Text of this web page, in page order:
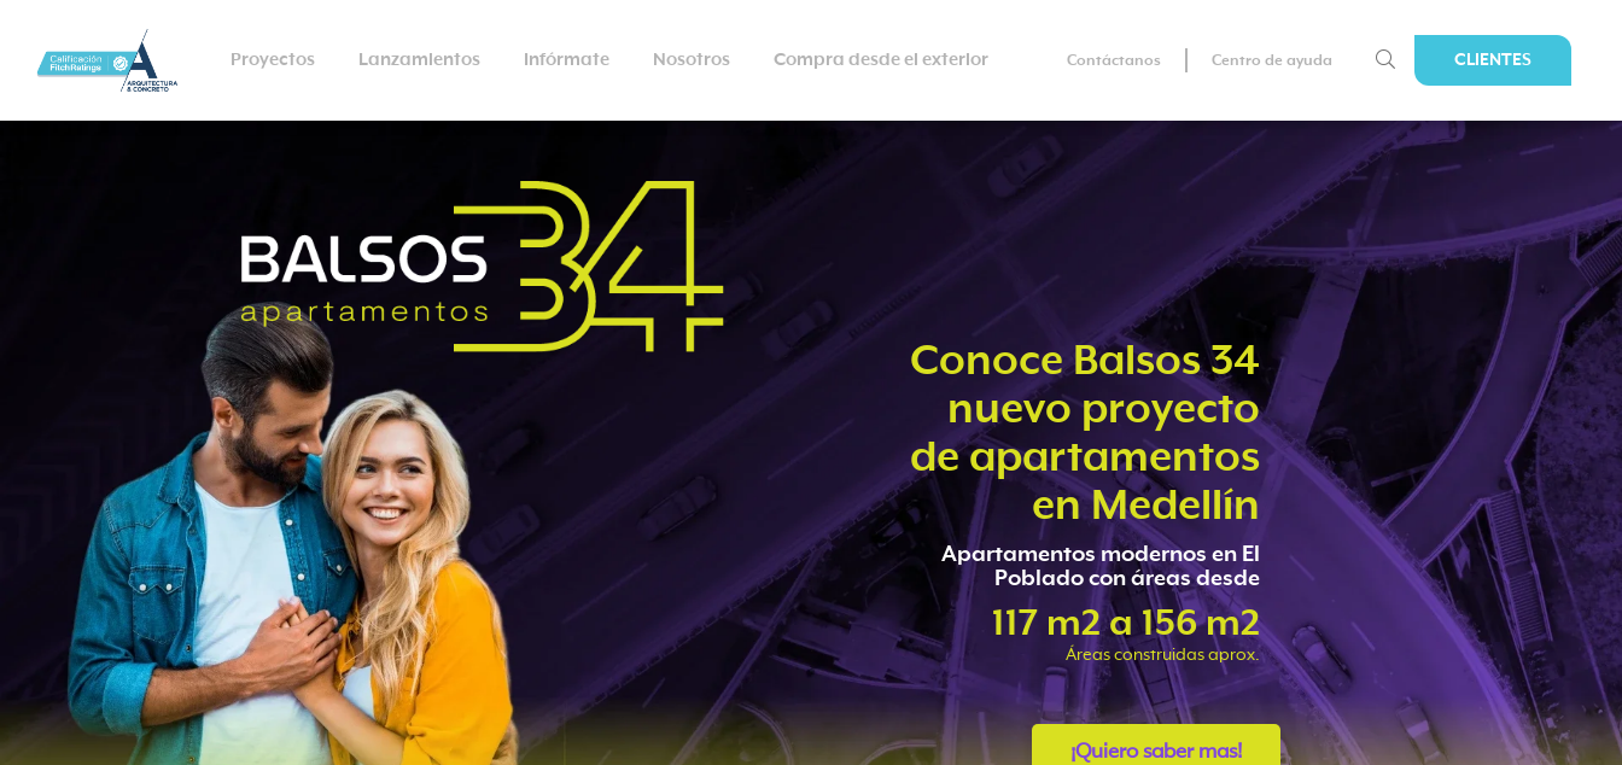
Proyectos Lanzamientos Infórmate Nosotros Compra desde el exterior Contáctanos Centro de ayuda CLIENTES
Conoce Balsos 34
nuevo proyecto
de apartamentos
en Medellín
Apartamentos modernos en El
Poblado con áreas desde
117 m2 a 156 m2
Áreas construidas aprox.
¡Quiero saber mas!